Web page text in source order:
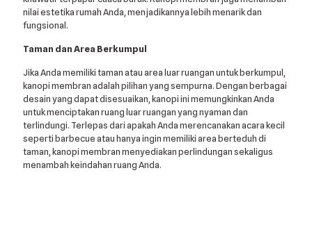
nilai estetika rumah Anda, menjadikannya lebih menarik dan
fungsional.
Taman dan Area Berkumpul
Jika Anda memiliki taman atau area luar ruangan untuk berkumpul,
kanopi membran adalah pilihan yang sempurna. Dengan berbagai
desain yang dapat disesuaikan, kanopi ini memungkinkan Anda
untuk menciptakan ruang luar ruangan yang nyaman dan
terlindungi. Terlepas dari apakah Anda merencanakan acara kecil
seperti barbecue atau hanya ingin memiliki area berteduh di
taman, kanopi membran menyediakan perlindungan sekaligus
menambah keindahan ruang Anda.